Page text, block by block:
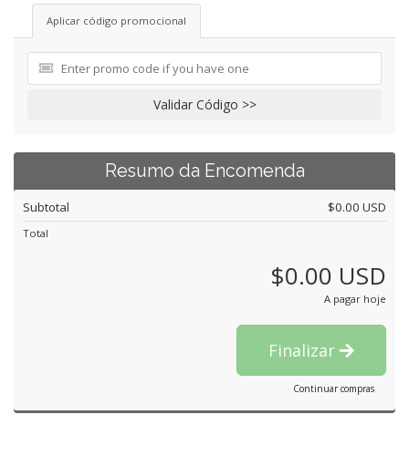
Aplicar código promocional
Validar Código >>
Resumo da Encomenda
Subtotal $0.00 USD
Total
$0.00 USD
A pagar hoje
Finalizar
Continuar compras